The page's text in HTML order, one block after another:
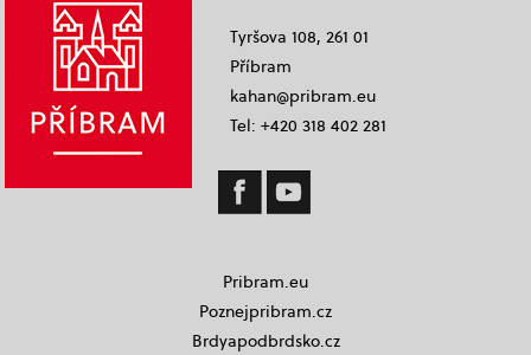
Tyršova 108, 261 01
Příbram
kahan@pribram.eu
Tel: +420 318 402 281
Pribram.eu
Poznejpribram.cz
Brdyapodbrdsko.cz